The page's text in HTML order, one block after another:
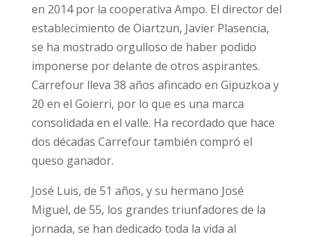
en 2014 por la cooperativa Ampo. El director del
establecimiento de Oiartzun, Javier Plasencia,
se ha mostrado orgulloso de haber podido
imponerse por delante de otros aspirantes.
Carrefour lleva 38 años afincado en Gipuzkoa y
20 en el Goierri, por lo que es una marca
consolidada en el valle. Ha recordado que hace
dos décadas Carrefour también compró el
queso ganador.
José Luis, de 51 años, y su hermano José
Miguel, de 55, los grandes triunfadores de la
jornada, se han dedicado toda la vida al